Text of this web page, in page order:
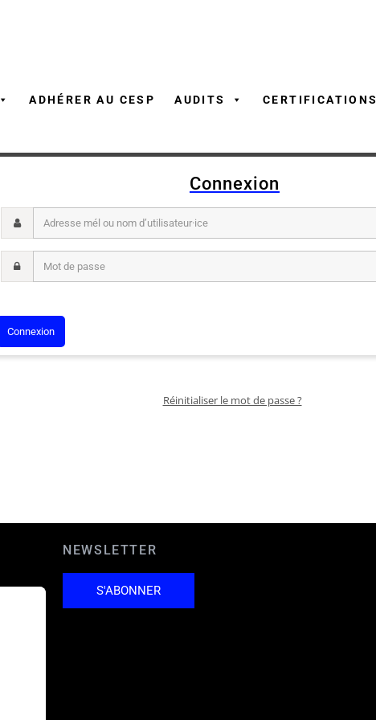
ADHÉRER AU CESP AUDITS CERTIFICATIONS
Connexion
Réinitialiser le mot de passe ?
NEWSLETTER
S'ABONNER